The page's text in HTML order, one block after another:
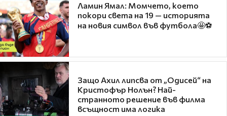
Ламин Ямал: Момчето, което
покори света на 19 — историята
на новия символ във футбола🤩⚽
Защо Ахил липсва от „Одисей“ на
Кристофър Нолън? Най-
странното решение във филма
всъщност има логика